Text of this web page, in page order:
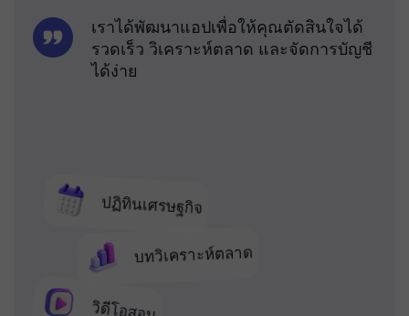
ปฏิทินเศรษฐกิจ
บทวิเคราะห์ตลาด
เราได้พัฒนาแอปเพื่อให้คุณตัดสินใจได้
รวดเร็ว วิเคราะห์ตลาด และจัดการบัญชี
ได้ง่าย